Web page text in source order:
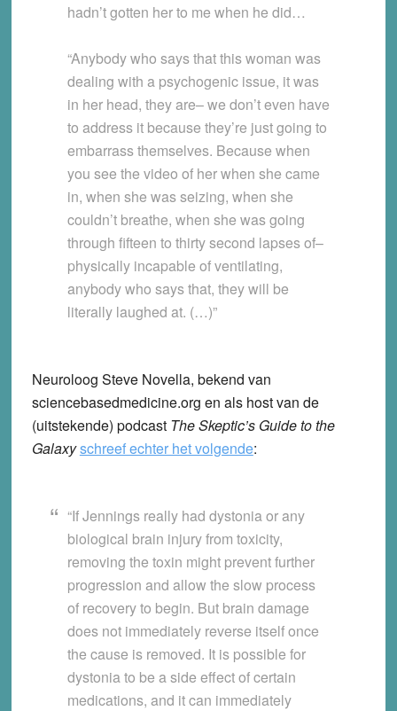
hadn’t gotten her to me when he did…
“Anybody who says that this woman was
dealing with a psychogenic issue, it was
in her head, they are– we don’t even have
to address it because they’re just going to
embarrass themselves. Because when
you see the video of her when she came
in, when she was seizing, when she
couldn’t breathe, when she was going
through fifteen to thirty second lapses of–
physically incapable of ventilating,
anybody who says that, they will be
literally laughed at. (…)”
Neuroloog Steve Novella, bekend van
sciencebasedmedicine.org en als host van de
(uitstekende) podcast The Skeptic’s Guide to the
Galaxyschreef echter het volgende:
“If Jennings really had dystonia or any
biological brain injury from toxicity,
removing the toxin might prevent further
progression and allow the slow process
of recovery to begin. But brain damage
does not immediately reverse itself once
the cause is removed. It is possible for
dystonia to be a side effect of certain
medications, and it can immediately